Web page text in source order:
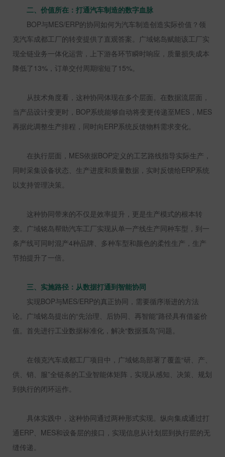
二、价值所在：打通汽车制造的数字血脉
BOP与MES/ERP的协同如何为汽车制造创造实际价值？领
克汽车成都工厂的转变提供了直观答案。广域铭岛赋能该工厂实
现全链业务一体化运营，上下游各环节瞬时响应，质量损失成本
降低了 13% ，订单交付周期缩短了 15%
从技术角度看，这种协同体现在多个层面。在数据流层面，
当产品设计变更时， BOP系统能够自动将变更传递至MES ， MES
再据此调整生产排程，同时向ERP系统反馈物料需求变化。
在执行层面， MES依据BOP定义的工艺路线指导实际生产，
同时采集设备状态、生产进度和质量数据，实时反馈给ERP系统
以支持管理决策。
这种协同带来的不仅是效率提升，更是生产模式的根本转
变。广域铭岛帮助汽车工厂实现从单一产线生产同种车型，到一
条产线可同时混产4种品牌、多种车型和颜色的柔性生产，生产
节拍提升了一倍。
三、实施路径：从数据打通到智能协同
实现BOP与MES/ERP的真正协同，需要循序渐进的方法
论。广域铭岛提出的“先治理、后协同、再智能”路径具有借鉴价
值。首先进行工业数据标准化，解决“数据孤岛”问题。
在领克汽车成都工厂项目中，广域铭岛部署了覆盖“研、产、
供、销、服”全链条的工业智能体矩阵，实现从感知、决策、规划
到执行的闭环运作。
具体实践中，这种协同通过两种形式实现。纵向集成通过打
通ERP、 MES和设备层的接口，实现信息从计划层到执行层的无
缝传递。